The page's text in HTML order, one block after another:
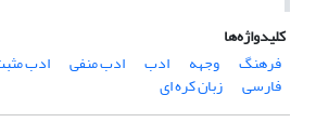
کلیدواژه‌ها
فرهنگ
وجهه ادب ادب منفی ادب
فارسی زبان کره ای